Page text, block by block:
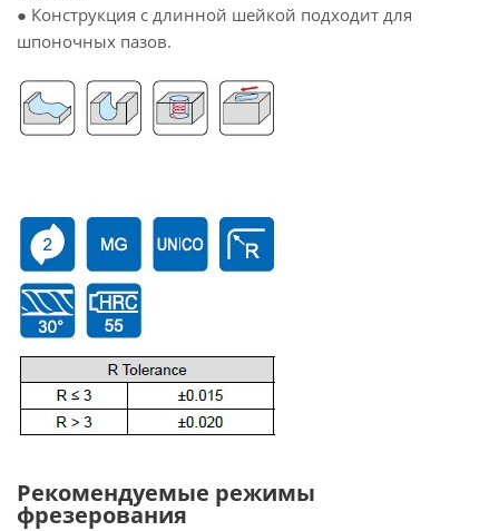
● Конструкция с длинной шейкой подходит для
шпоночных пазов.
Рекомендуемые режимы
фрезерования